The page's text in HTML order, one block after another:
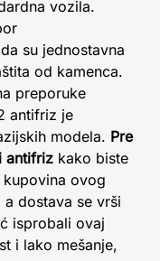
vozila.
su jednostavna
od kamenca.
preporuke
antifriz je
modela. Pre
antifriz kako biste
kupovina ovog
dostava se vrši
isprobali ovaj
i lako mešanje,